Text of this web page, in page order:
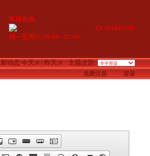
客服热线:
Q1184445990
周一至周六:08:00 - 22:00
新动态今天:0 | 昨天:0主题皮肤:
免费注册|登录